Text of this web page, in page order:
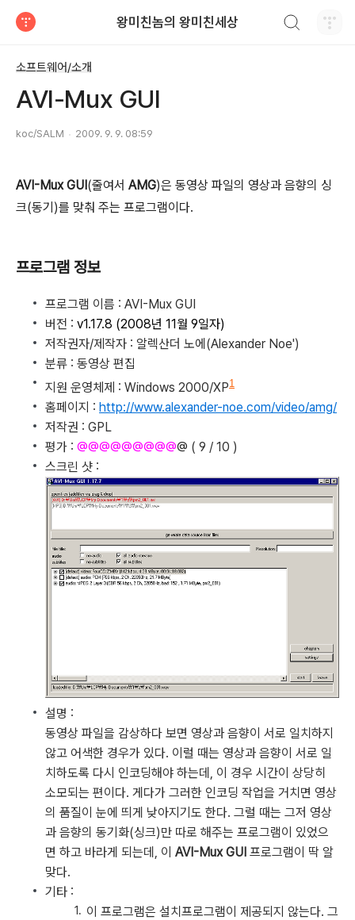
왕미친놈의 왕미친세상
소프트웨어/소개
AVI-Mux GUI
koc/SALM 2009. 9. 9. 08:59
AVI-Mux GUI(줄여서 AMG)은 동영상 파일의 영상과 음향의 싱
크(동기)를 맞춰 주는 프로그램이다.
프로그램 정보
프로그램 이름 : AVI-Mux GUI
버전 : v1.17.8 (2008년 11월 9일자)
저작권자/제작자 : 알렉산더 노에(Alexander Noe')
분류 : 동영상 편집
지원 운영체제 : Windows 2000/XP1
홈페이지 : http://www.alexander-noe.com/video/amg/
저작권 : GPL
평가 : @@@@@@@@@@ ( 9 / 10 )
스크린 샷 :
설명 :
동영상 파일을 감상하다 보면 영상과 음향이 서로 일치하지
않고 어색한 경우가 있다. 이럴 때는 영상과 음향이 서로 일
치하도록 다시 인코딩해야 하는데, 이 경우 시간이 상당히
소모되는 편이다. 게다가 그러한 인코딩 작업을 거치면 영상
의 품질이 눈에 띄게 낮아지기도 한다. 그럴 때는 그저 영상
과 음향의 동기화(싱크)만 따로 해주는 프로그램이 있었으
면 하고 바라게 되는데, 이 AVI-Mux GUI 프로그램이 딱 알
맞다.
기타 :
이 프로그램은 설치프로그램이 제공되지 않는다. 그